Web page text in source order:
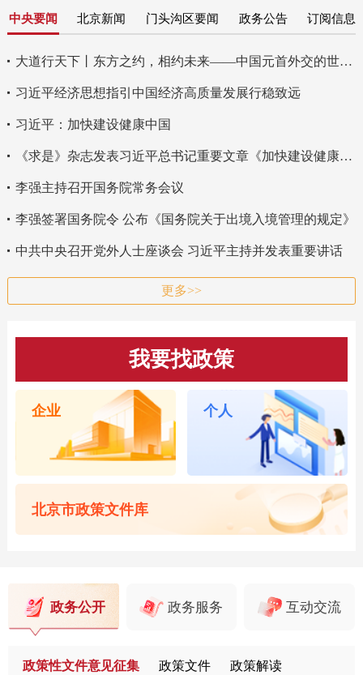
中央要闻 北京新闻 门头沟区要闻 政务公告 订阅信息
大道行天下丨东方之约，相约未来——中国元首外交的世界情怀与大国气派
习近平经济思想指引中国经济高质量发展行稳致远
习近平：加快建设健康中国
《求是》杂志发表习近平总书记重要文章《加快建设健康中国》
李强主持召开国务院常务会议
李强签署国务院令 公布《国务院关于出境入境管理的规定》
中共中央召开党外人士座谈会 习近平主持并发表重要讲话
更多>>
我要找政策
企业 个人
北京市政策文件库
政务公开 政务服务 互动交流
政策性文件意见征集 政策文件 政策解读